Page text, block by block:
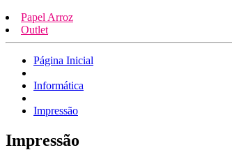
Papel Arroz
Outlet
Página Inicial
Informática
Impressão
Impressão